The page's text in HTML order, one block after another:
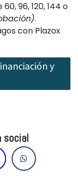
96, 120, 144 o
.
con Plazox
y
social